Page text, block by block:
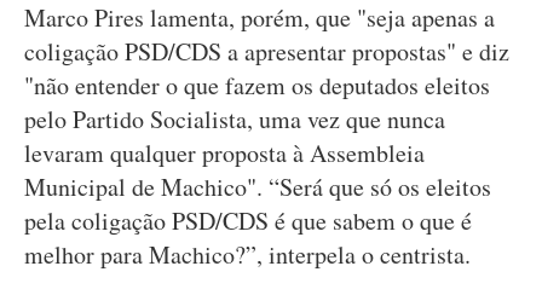
Marco Pires lamenta, porém, que "seja apenas a
coligação PSD/CDS a apresentar propostas" e diz
"não entender o que fazem os deputados eleitos
pelo Partido Socialista, uma vez que nunca
levaram qualquer proposta à Assembleia
Municipal de Machico". “Será que só os eleitos
pela coligação PSD/CDS é que sabem o que é
melhor para Machico?”, interpela o centrista.